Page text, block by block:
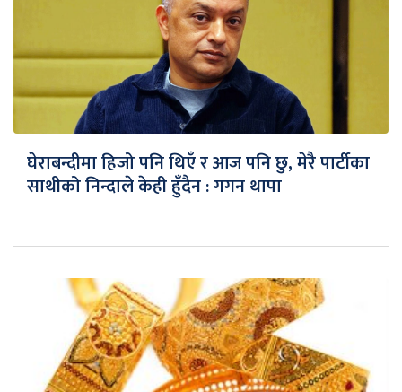
घेराबन्दीमा हिजो पनि थिएँ र आज पनि छु, मेरै पार्टीका
साथीको निन्दाले केही हुँदैन : गगन थापा